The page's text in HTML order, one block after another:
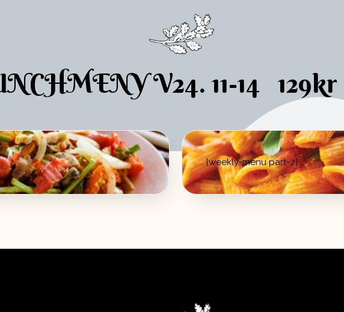
V24. 11-14 129kr
[weekly-menu part=2]